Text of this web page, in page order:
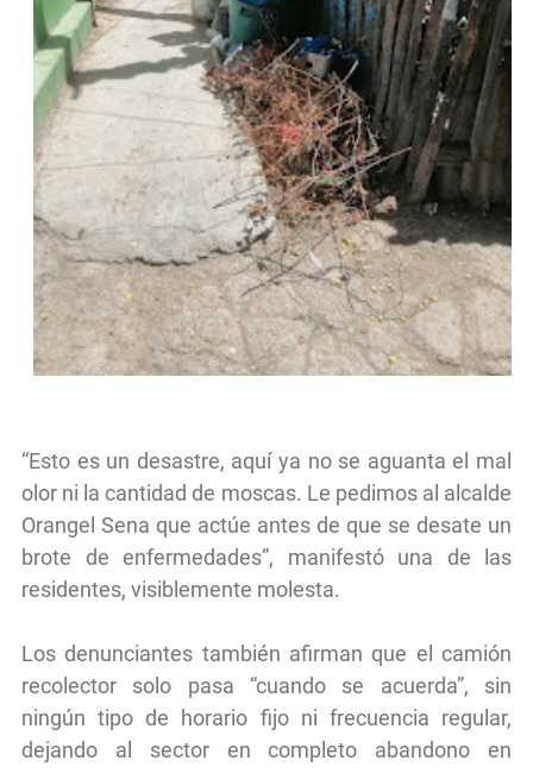
“Esto es un desastre, aquí ya no se aguanta el mal
olor ni la cantidad de moscas. Le pedimos al alcalde
Orangel Sena que actúe antes de que se desate un
brote de enfermedades”, manifestó una de las
residentes, visiblemente molesta.
Los denunciantes también afirman que el camión
recolector solo pasa “cuando se acuerda”, sin
ningún tipo de horario fijo ni frecuencia regular,
dejando al sector en completo abandono en